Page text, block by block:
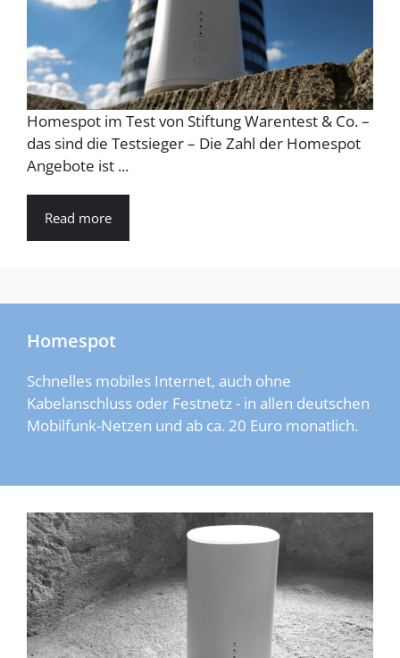
Homespot im Test von Stiftung Warentest & Co. –
das sind die Testsieger – Die Zahl der Homespot
Angebote ist ...
Read more
Homespot
Schnelles mobiles Internet, auch ohne
Kabelanschluss oder Festnetz - in allen deutschen
Mobilfunk-Netzen und ab ca. 20 Euro monatlich.